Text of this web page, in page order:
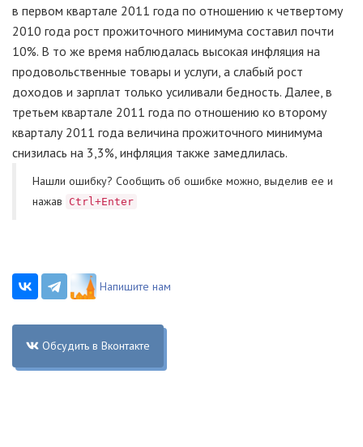
в первом квартале 2011 года по отношению к четвертому
2010 года рост прожиточного минимума составил почти
10%. В то же время наблюдалась высокая инфляция на
продовольственные товары и услуги, а слабый рост
доходов и зарплат только усиливали бедность. Далее, в
третьем квартале 2011 года по отношению ко второму
кварталу 2011 года величина прожиточного минимума
снизилась на 3,3%, инфляция также замедлилась.
Нашли ошибку? Cообщить об ошибке можно, выделив ее и
нажав
Ctrl+Enter
Напишите нам
Обсудить в Вконтакте